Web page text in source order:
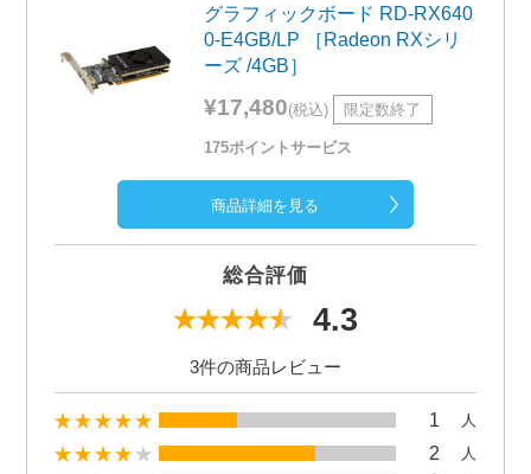
グラフィックボード RD-RX640
0-E4GB/LP ［Radeon RXシリ
ーズ /4GB］
¥17,480(税込) 限定数終了
175ポイントサービス
商品詳細を見る
総合評価
4.3
3件の商品レビュー
1 人
2 人